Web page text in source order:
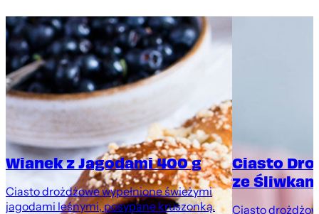
Wianek z Jagodami 400 g
Ciasto drożdżowe wypełnione świeżymi
jagodami leśnymi, posypane kruszonką.
Ciasto
ze
Ciasto